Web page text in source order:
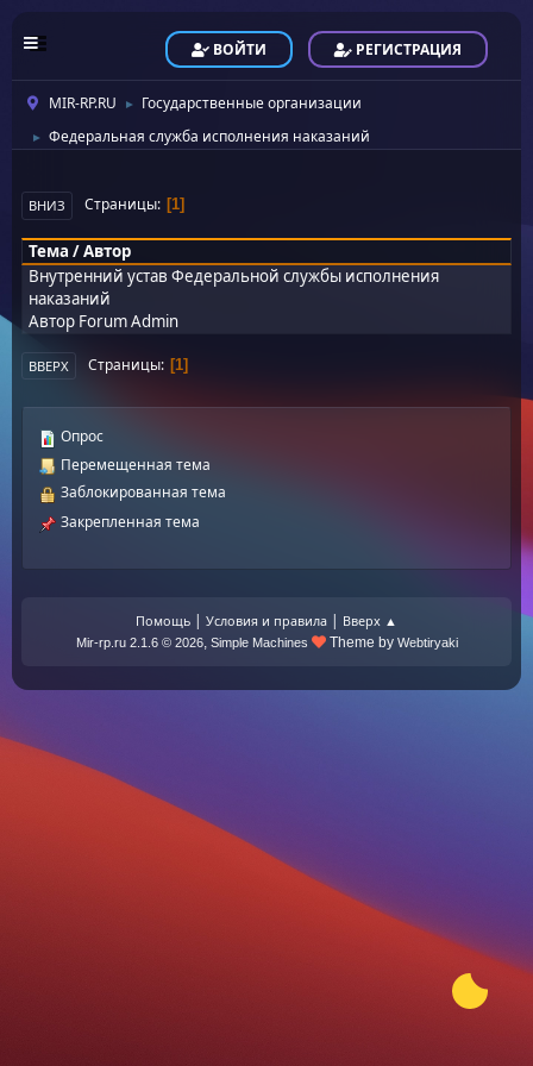
ВОЙТИ РЕГИСТРАЦИЯ
MIR-RP.RU ► Государственные организации
► Федеральная служба исполнения наказаний
ВНИЗ Страницы 1
Тема /Автор
Внутренний устав Федеральной службы исполнения
наказаний
Автор Forum Admin
ВВЕРХ Страницы 1
Опрос
Перемещенная тема
Заблокированная тема
Закрепленная тема
Помощь | Условия и правила | Вверх ▲
Mir-rp.ru 2.1.6 © 2026, Simple Machines Theme by Webtiryaki